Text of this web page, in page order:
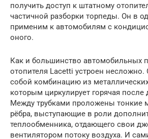
получить доступ к штатному
частичной разборки торпеды. Он в
применим к автомобилям с
оного.
Как и большинство автомобильных
отопителя Lacetti устроен несложно.
собой комбинацию из
которым циркулирует горячая после
Между трубками проложены тонкие
рёбра, выступающие в роли
теплообменника, отдающего свои
вентилятором потоку воздуха. И